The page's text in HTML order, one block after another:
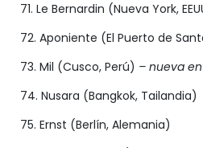
71. Le Bernardin (Nueva York,
72. Aponiente (El Puerto de
73. Mil (Cusco, Perú) – nueva
74. Nusara (Bangkok, Tailandia)
75. Ernst (Berlín, Alemania)